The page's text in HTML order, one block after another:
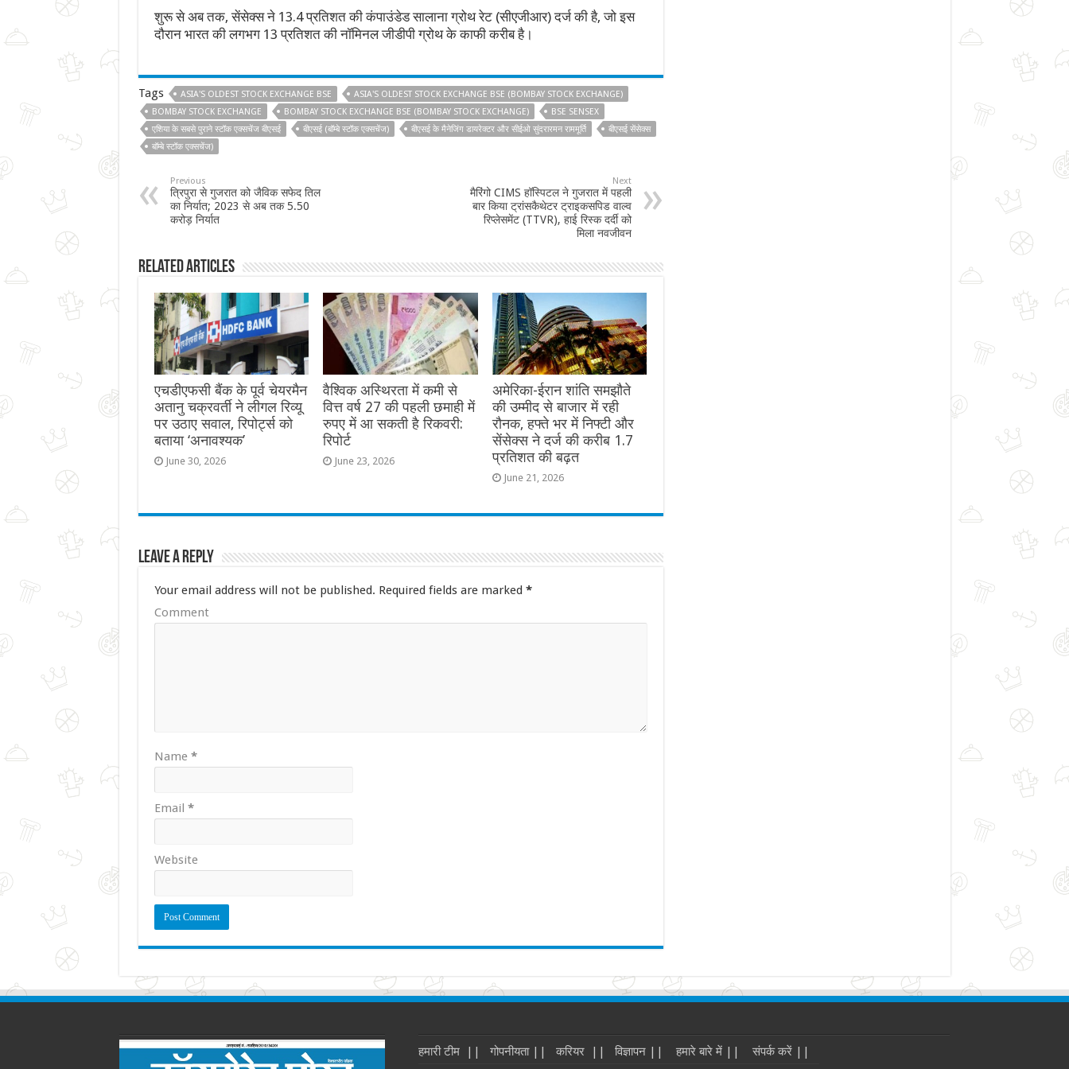
शुरू से अब तक, सेंसेक्स ने 13.4 प्रतिशत की कंपाउंडेड सालाना ग्रोथ रेट (सीएजीआर) दर्ज की है, जो इस
दौरान भारत की लगभग 13 प्रतिशत की नॉमिनल जीडीपी ग्रोथ के काफी करीब है।
Tags ASIA'S OLDEST STOCK EXCHANGE BSE
ASIA'S OLDEST STOCK EXCHANGE BSE (BOMBAY STOCK EXCHANGE)
BOMBAY STOCK EXCHANGE
BOMBAY STOCK EXCHANGE BSE (BOMBAY STOCK EXCHANGE)
BSE SENSEX
एशिया के सबसे पुराने स्टॉक एक्सचेंज बीएसई
बीएसई (बॉम्बे स्टॉक एक्सचेंज) बीएसई के मैनेजिंग डायरेक्टर और सीईओ सुंदरारमन राममूर्ति
बीएसई सेंसेक्स
बॉम्बे स्टॉक एक्सचेंज)
Previous
त्रिपुरा से गुजरात को जैविक सफेद तिल
का निर्यात; 2023 से अब तक 5.50
करोड़ निर्यात
Next
मैरिंगो CIMS हॉस्पिटल ने गुजरात में पहली
बार किया ट्रांसकैथेटर ट्राइकसपिड वाल्व
रिप्लेसमेंट (TTVR), हाई रिस्क दर्दी को
मिला नवजीवन
Related Articles
एचडीएफसी बैंक के पूर्व चेयरमैन
अतानु चक्रवर्ती ने लीगल रिव्यू
पर उठाए सवाल, रिपोर्ट्स को
बताया ‘अनावश्यक’
June 30, 2026
वैश्विक अस्थिरता में कमी से
वित्त वर्ष 27 की पहली छमाही में
रुपए में आ सकती है रिकवरी:
रिपोर्ट
June 23, 2026
अमेरिका-ईरान शांति समझौते
की उम्मीद से बाजार में रही
रौनक, हफ्ते भर में निफ्टी और
सेंसेक्स ने दर्ज की करीब 1.7
प्रतिशत की बढ़त
June 21, 2026
Leave a Reply
Your email address will not be published. Required fields are marked *
Comment
Name *
Email *
Website
हमारी टीम || गोपनीयता || करियर || विज्ञापन || हमारे बारे में || संपर्क करें ||